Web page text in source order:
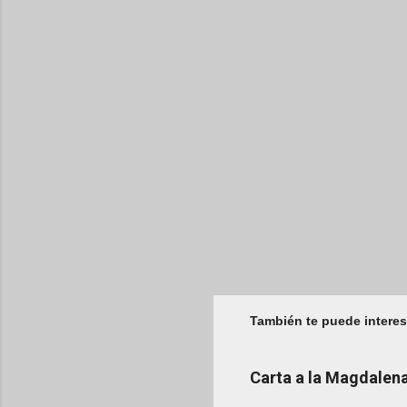
También te puede
Carta a la